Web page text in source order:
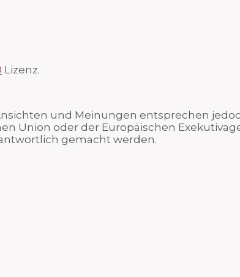
Lizenz.
und Meinungen entsprechen
Union oder der Europäischen
gemacht werden.